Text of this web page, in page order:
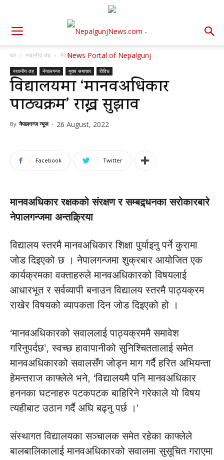
घर स्थानीय तह नेपालगन्ज
स्थानीय तह नेपालगन्ज मुख्य समाचार विविध
विद्यालयमा ‘मानवअधिकार
पाठ्यक्रम’ राख्न सुझाव
By नेपालगन्ज न्यूज - 26 August, 2022
Facebook Twitter
मानवअधिकार रक्षकको संरक्षण र सम्बद्र्धनका सरोकारबारे
नेपालगन्जमा अन्तक्र्रिया
विद्यालय स्तरमै मानवअधिकार शिक्षा पुर्याइनु पर्ने कुरामा
जोड दिइएको छ । नेपालगन्जमा शुक्रबार आयोजित एक
कार्यक्रमका वक्ताहरुले मानवअधिकारको विषयलाई
आधारभूत र सर्वव्यापी बनाउन विद्यालय स्तरमै पाठ्यक्रम
राखेर विषयको व्यापकता दिन जोड दिइएको हो ।
‘मानवअधिकारको सवाललाई पाठ्यक्रममै समावेश
गरिनुपर्दछ’, स्वच्छ हावापानीको सुनिश्चिततालाई समेत
मानवअधिकारको सवालसँग जोड्न माग गर्दै हरित अभियन्ता
हेमन्तराज काफ्लेले भने, ‘विद्यालयमै पनि मानवअधिकार
हननका घटनाहरु पटकपटक बाहिरिने गरेकाले यो विषय
त्यहीबाट उठान गर्दै अघि बढ्नु पर्छ ।’
संस्थागत विद्यालयका सञ्चालक समेत रहेका काफ्लेले
बालबालिकालाई मानवअधिकारको सवालमा सुसूचित गराएमा